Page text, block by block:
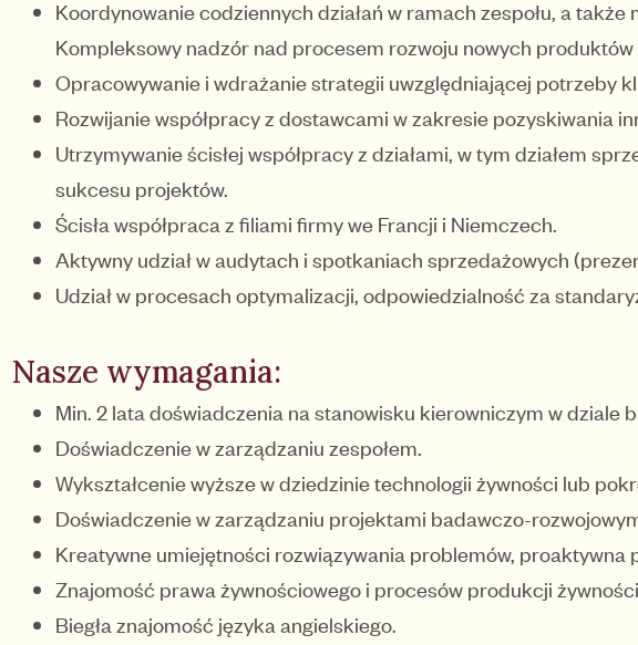
Koordynowanie codziennych działań w ramach zespołu, a także
Kompleksowy nadzór nad procesem rozwoju nowych produktów
Opracowywanie i wdrażanie strategii uwzględniającej potrzeby
Rozwijanie współpracy z dostawcami w zakresie pozyskiwania
Utrzymywanie ścisłej współpracy z działami, w tym działem
sukcesu projektów.
Ścisła współpraca z filiami firmy we Francji i Niemczech.
Aktywny udział w audytach i spotkaniach sprzedażowych
Udział w procesach optymalizacji, odpowiedzialność za
Nasze wymagania:
Min. 2 lata doświadczenia na stanowisku kierowniczym w dziale
Doświadczenie w zarządzaniu zespołem.
Wykształcenie wyższe w dziedzinie technologii żywności lub
Doświadczenie w zarządzaniu projektami badawczo-
Kreatywne umiejętności rozwiązywania problemów,
Znajomość prawa żywnościowego i procesów produkcji
Biegła znajomość języka angielskiego.